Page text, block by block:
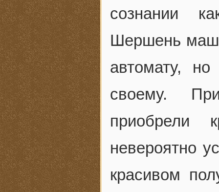
сознании
Шершень
автомату,
своему.
приобрели
невероятно
красивом